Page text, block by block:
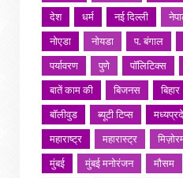
देश
धर्म नई दिल्ली
नोएडा
नोयडा प. बंगाल
पर्यावरण
पुणे पॉलिटिक्स
बातें काम की
बिजनस बिहार
बॉलीवुड
ब्यूटी टिप्स
महाराष्ट्र
महारास्ट्र
मुंबई
मुंबई मनोरंजन मौसम